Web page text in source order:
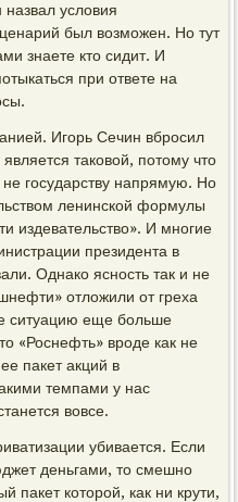
условия
был возможен. Но тут
знаете кто сидит. И
при ответе на
Игорь Сечин вбросил
таковой, потому что
государству напрямую. Но
ленинской формулы
издевательство». И многие
президента в
Однако ясность так и не
отложили от греха
ситуацию еще больше
«Роснефть» вроде как не
пакет акций в
темпами у нас
вовсе.
убивается. Если
деньгами, то смешно
пакет которой, как ни крути,